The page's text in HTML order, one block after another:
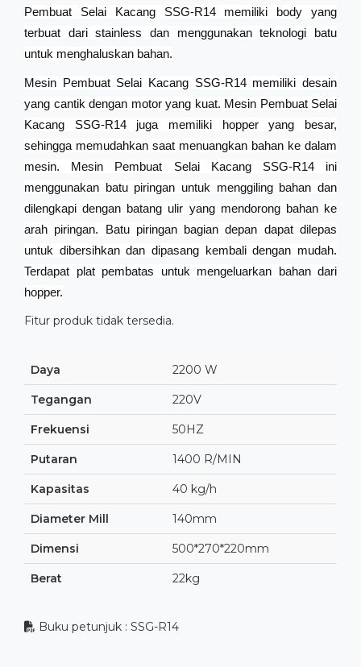
Pembuat Selai Kacang SSG-R14 memiliki body yang
terbuat dari stainless dan menggunakan teknologi batu
untuk menghaluskan bahan.
Mesin Pembuat Selai Kacang SSG-R14 memiliki desain
yang cantik dengan motor yang kuat. Mesin Pembuat Selai
Kacang SSG-R14 juga memiliki hopper yang besar,
sehingga memudahkan saat menuangkan bahan ke dalam
mesin. Mesin Pembuat Selai Kacang SSG-R14 ini
menggunakan batu piringan untuk menggiling bahan dan
dilengkapi dengan batang ulir yang mendorong bahan ke
arah piringan. Batu piringan bagian depan dapat dilepas
untuk dibersihkan dan dipasang kembali dengan mudah.
Terdapat plat pembatas untuk mengeluarkan bahan dari
hopper.
Fitur produk tidak tersedia.
Daya 2200 W
Tegangan 220V
Frekuensi 50HZ
Putaran 1400 R/MIN
Kapasitas 40 kg/h
Diameter Mill 140mm
Dimensi 500*270*220mm
Berat 22kg
Buku petunjuk : SSG-R14